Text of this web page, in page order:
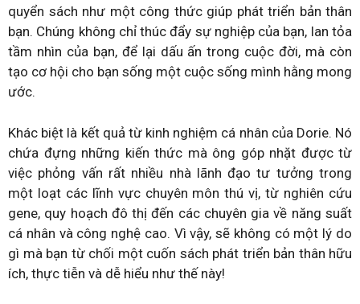
quyển sách như một công thức giúp phát triển bản thân
bạn. Chúng không chỉ thúc đẩy sự nghiệp của bạn, lan tỏa
tầm nhìn của bạn, để lại dấu ấn trong cuộc đời, mà còn
tạo cơ hội cho bạn sống một cuộc sống mình hằng mong
ước.
Khác biệt là kết quả từ kinh nghiệm cá nhân của Dorie. Nó
chứa đựng những kiến thức mà ông góp nhặt được từ
việc phỏng vấn rất nhiều nhà lãnh đạo tư tưởng trong
một loạt các lĩnh vực chuyên môn thú vị, từ nghiên cứu
gene, quy hoạch đô thị đến các chuyên gia về năng suất
cá nhân và công nghệ cao. Vì vậy, sẽ không có một lý do
gì mà bạn từ chối một cuốn sách phát triển bản thân hữu
ích, thực tiễn và dễ hiểu như thế này!